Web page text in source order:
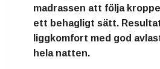
madrassen att följa
ett behagligt sätt.
liggkomfort med god
hela natten.